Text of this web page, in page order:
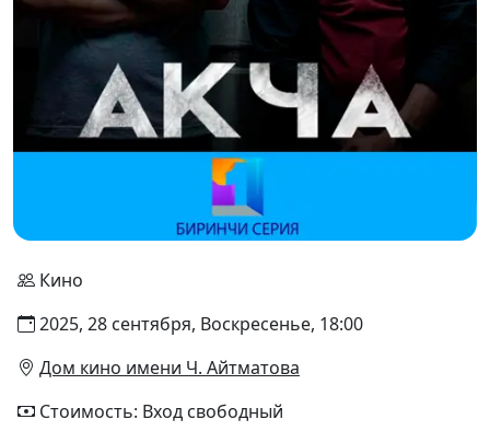
Кино
2025, 28 сентября, Воскресенье, 18:00
Дом кино имени Ч. Айтматова
Стоимость: Вход свободный